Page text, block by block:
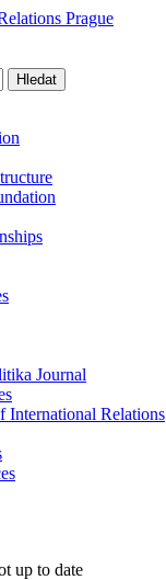
Prague
Hledat
Journal
International Relations
up to date